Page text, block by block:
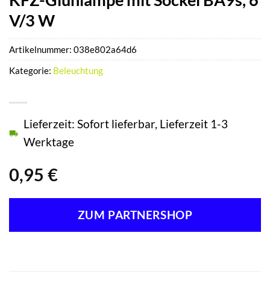
V/3 W
0,95 €
Lieferzeit: Sofort lieferbar, Lieferzeit 1-3
Werktage
ZUM PARTNERSHOP
Artikelnummer: 038e802a64d6
Kategorie: Beleuchtung